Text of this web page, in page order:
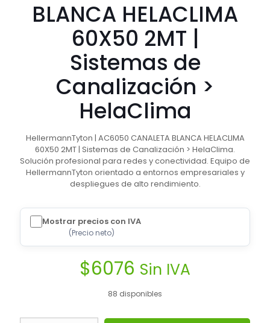
BLANCA HELACLIMA
60X50 2MT |
Sistemas de
Canalización >
HelaClima
HellermannTyton | AC6050 CANALETA BLANCA HELACLIMA
60X50 2MT | Sistemas de Canalización > HelaClima.
Solución profesional para redes y conectividad. Equipo de
HellermannTyton orientado a entornos empresariales y
despliegues de alto rendimiento.
Mostrar precios con IVA
(Precio neto)
$6076 Sin IVA
88 disponibles